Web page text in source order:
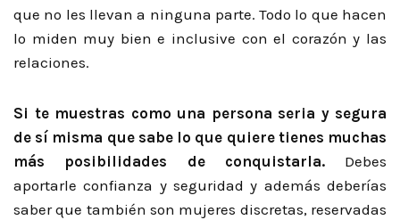
que no les llevan a ninguna parte. Todo lo que hacen
lo miden muy bien e inclusive con el corazón y las
relaciones.
Si te muestras como una persona seria y segura
de sí misma que sabe lo que quiere tienes muchas
más posibilidades de conquistarla.Debes
aportarle confianza y seguridad y además deberías
saber que también son mujeres discretas, reservadas